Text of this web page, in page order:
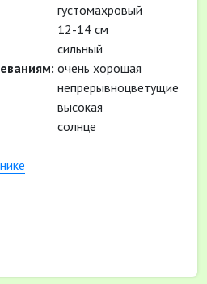
густомахровый
12-14 см
сильный
очень хорошая
непрерывноцветущие
высокая
солнце